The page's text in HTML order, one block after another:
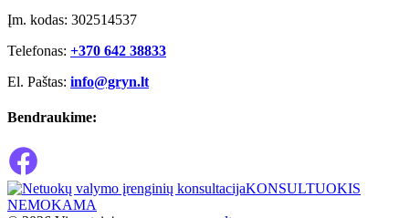
Įm. kodas: 302514537
Telefonas: +370 642 38833
El. Paštas: info@gryn.lt
Bendraukime:
KONSULTUOKIS
NEMOKAMA